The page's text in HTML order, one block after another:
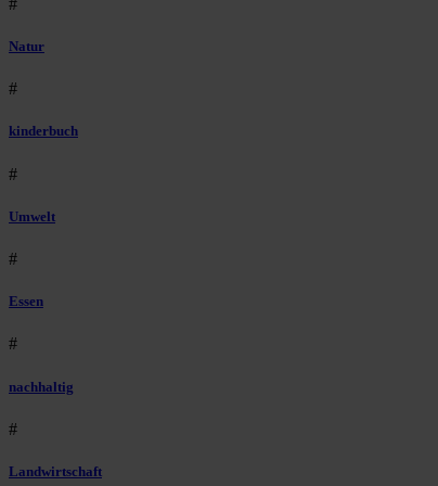
#
Natur
#
kinderbuch
#
Umwelt
#
Essen
#
nachhaltig
#
Landwirtschaft